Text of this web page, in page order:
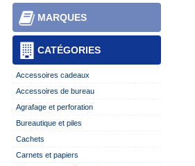
CATÉGORIES
MARQUES
Accessoires cadeaux
Accessoires de bureau
Agrafage et perforation
Bureautique et piles
Cachets
Carnets et papiers